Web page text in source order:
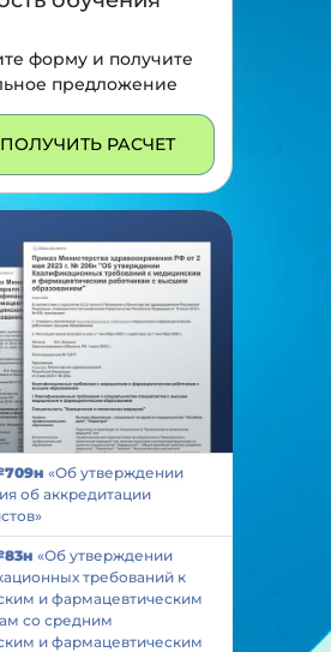
форму и получите
предложение
ПОЛУЧИТЬ РАСЧЕТ
«Об утверждении
об аккредитации
«Об утверждении
требований к
и фармацевтическим
со средним
и фармацевтическим